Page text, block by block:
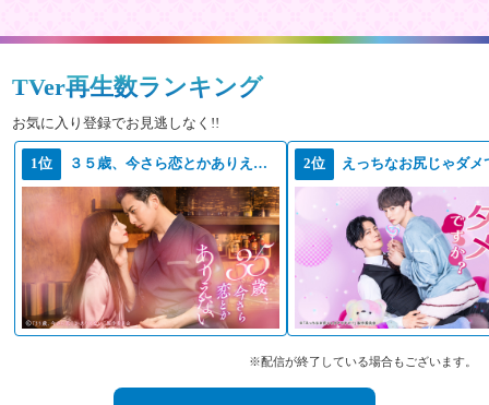
TVer再生数ランキング
お気に入り登録でお見逃しなく!!
1位 ３５歳、今さら恋とかありえない 2位 えっちなお尻じゃダメ
※配信が終了している場合もございます。